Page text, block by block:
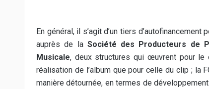
En général, il s’agit d’un tiers
auprès de la Société des Producteurs de
Musicale, deux structures qui œuvrent pour
réalisation de l’album que pour celle du clip ; la
manière détournée, en termes de